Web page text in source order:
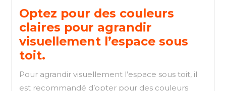
Optez pour des couleurs
claires pour agrandir
visuellement l’espace sous
toit.
Pour agrandir visuellement l’espace sous toit, il
est recommandé d’opter pour des couleurs